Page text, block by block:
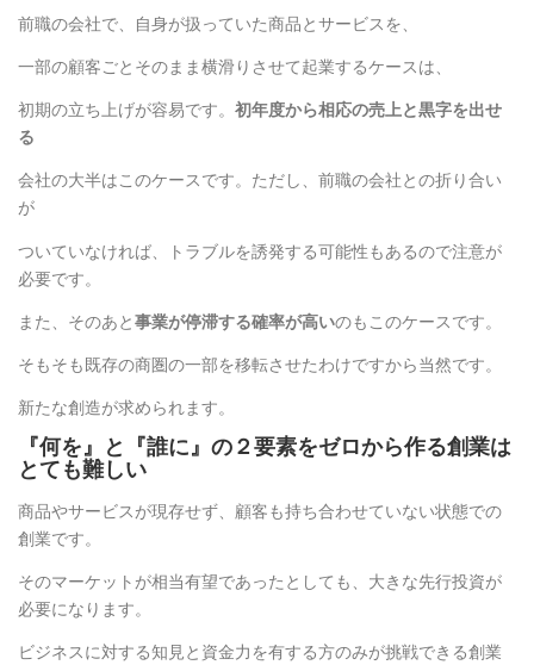
前職の会社で、自身が扱っていた商品とサービスを、
一部の顧客ごとそのまま横滑りさせて起業するケースは、
初期の立ち上げが容易です。 初年度から相応の売上と黒字を出せ
る
会社の大半はこのケースです。ただし、前職の会社との折り合い
が
ついていなければ、トラブルを誘発する可能性もあるので注意が
必要です。
また、そのあと事業が停滞する確率が高いのもこのケースです。
そもそも既存の商圏の一部を移転させたわけですから当然です。
新たな創造が求められます。
『何を』と『誰に』の２要素をゼロから作る創業は
とても難しい
商品やサービスが現存せず、顧客も持ち合わせていない状態での
創業です。
そのマーケットが相当有望であったとしても、大きな先行投資が
必要になります。
ビジネスに対する知見と資金力を有する方のみが挑戦できる創業